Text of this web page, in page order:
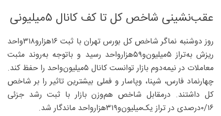
عقب‌نشینی شاخص کل تا کف کانال ۵میلیونی
روز دوشنبه نماگر شاخص کل بورس تهران با ثبت ۱۶‌هزارو۳۱۸واحد
ریزش به‌تراز ۵‌میلیون‌و۵۹‌هزارواحد رسید و باتوجه به‌روند مثبت
معاملات در نیمه‌دوم بازار توانست کانال ۵‌میلیون‌واحد را حفظ کند.
چهارنماد فارس، شپنا، وپاسار و فملی بیشترین تاثیر را بر شاخص
کل داشتند. درمقابل شاخص هم‌وزن بازار با ثبت رشد جزئی
۱۶/‏‏۰درصدی در تراز یک‌میلیون‌و۳۱۹‌هزارواحد ماندگار شد.